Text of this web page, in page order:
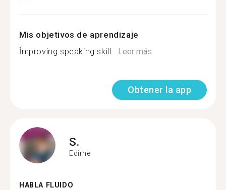
Mis objetivos de aprendizaje
İmproving speaking skill...Leer más
Obtener la app
S.
Edirne
HABLA FLUIDO